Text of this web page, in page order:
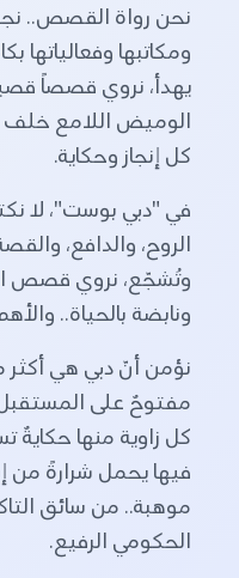
نحن رواة القصص..
ومكاتبها وفعالياتها
يهدأ، نروي قصصاً
الوميض اللامع خلف
كل إنجاز وحكاية.
في "دبي بوست"، لا
الروح، والدافع،
وتُشجّع، نروي قصص
ونابضة بالحياة..
نؤمن أنّ دبي هي أكثر
مفتوحٌ على
كل زاوية منها
فيها يحمل شرارةً من
موهبة.. من سائق
الحكومي الرفيع.